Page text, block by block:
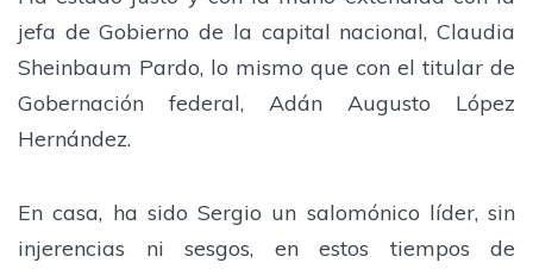
jefa de Gobierno de la capital nacional, Claudia
Sheinbaum Pardo, lo mismo que con el titular de
Gobernación federal, Adán Augusto López
Hernández.
En casa, ha sido Sergio un salomónico líder, sin
injerencias ni sesgos, en estos tiempos de